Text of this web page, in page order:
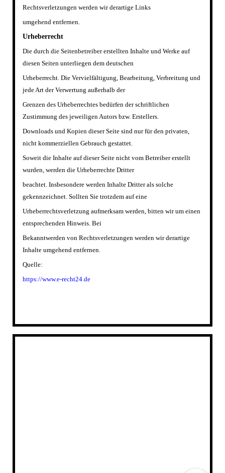
Rechtsverletzungen werden wir derartige Links
umgehend entfernen.
Urheberrecht
Die durch die Seitenbetreiber erstellten Inhalte und Werke auf
diesen Seiten unterliegen dem deutschen
Urheberrecht. Die Vervielfältigung, Bearbeitung, Verbreitung und
jede Art der Verwertung außerhalb der
Grenzen des Urheberrechtes bedürfen der schriftlichen
Zustimmung des jeweiligen Autors bzw. Erstellers.
Downloads und Kopien dieser Seite sind nur für den privaten,
nicht kommerziellen Gebrauch gestattet.
Soweit die Inhalte auf dieser Seite nicht vom Betreiber erstellt
wurden, werden die Urheberrechte Dritter
beachtet. Insbesondere werden Inhalte Dritter als solche
gekennzeichnet. Sollten Sie trotzdem auf eine
Urheberrechtsverletzung aufmerksam werden, bitten wir um einen
entsprechenden Hinweis. Bei
Bekanntwerden von Rechtsverletzungen werden wir derartige
Inhalte umgehend entfernen.
Quelle:
https://www.e-recht24.de